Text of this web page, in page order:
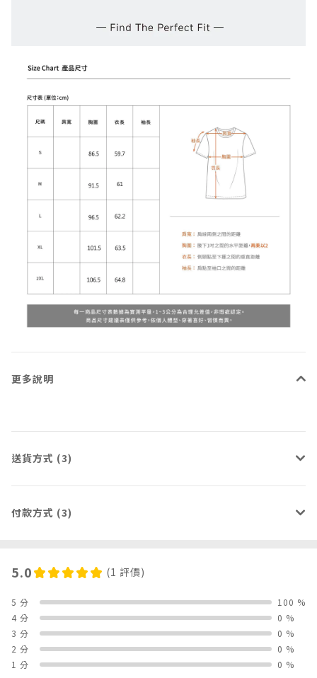
更多說明
送貨方式 (3)
付款方式 (3)
5.0 (1 評價)
5 分
100 %
4 分
0 %
3 分
0 %
2 分
0 %
1 分
0 %